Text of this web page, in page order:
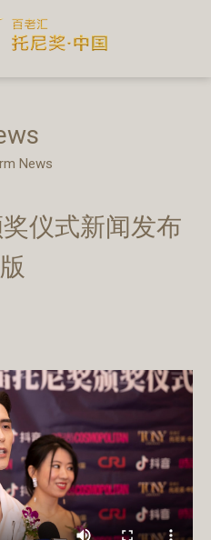
News
仪式新闻发布